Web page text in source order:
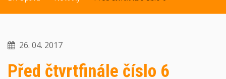
26. 04. 2017
Před čtvrtfinále číslo 6